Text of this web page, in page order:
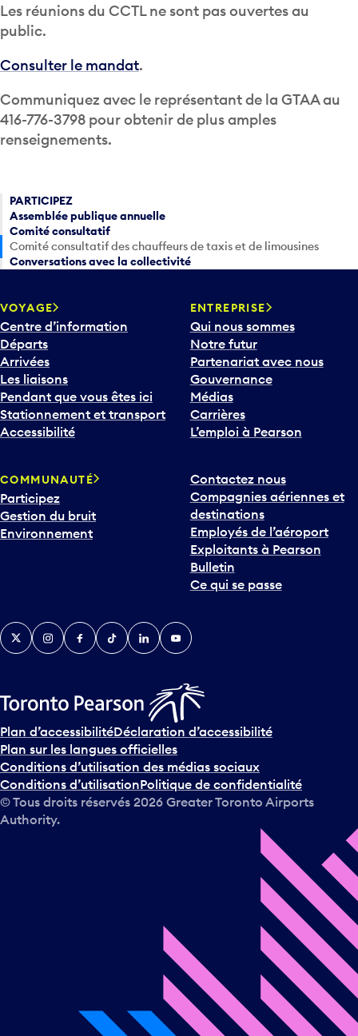
Les réunions du CCTL ne sont pas ouvertes au
public.
Consulter le mandat.
Communiquez avec le représentant de la GTAA au
416-776-3798 pour obtenir de plus amples
renseignements.
PARTICIPEZ
Assemblée publique annuelle
Comité consultatif
Comité consultatif des chauffeurs de taxis et de limousines
Conversations avec la collectivité
VOYAGE
Centre d’information
Départs
Arrivées
Les liaisons
Pendant que vous êtes ici
Stationnement et transport
Accessibilité
ENTREPRISE
Qui nous sommes
Notre futur
Partenariat avec nous
Gouvernance
Médias
Carrières
L’emploi à Pearson
COMMUNAUTÉ
Participez
Gestion du bruit
Environnement
Contactez nous
Compagnies aériennes et
destinations
Employés de l’aéroport
Exploitants à Pearson
Bulletin
Ce qui se passe
TwitterInstagramFacebook
TikTokLinkedInYouTube
Plan d’accessibilitéDéclaration d’accessibilité
Plan sur les langues officielles
Conditions d’utilisation des médias sociaux
Conditions d’utilisationPolitique de confidentialité
© Tous droits réservés 2026 Greater Toronto Airports
Authority.